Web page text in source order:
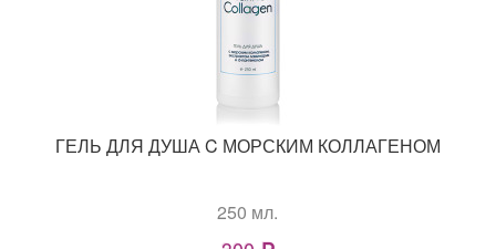
ГЕЛЬ ДЛЯ ДУША C МОРСКИМ КОЛЛАГЕНОМ
250 мл.